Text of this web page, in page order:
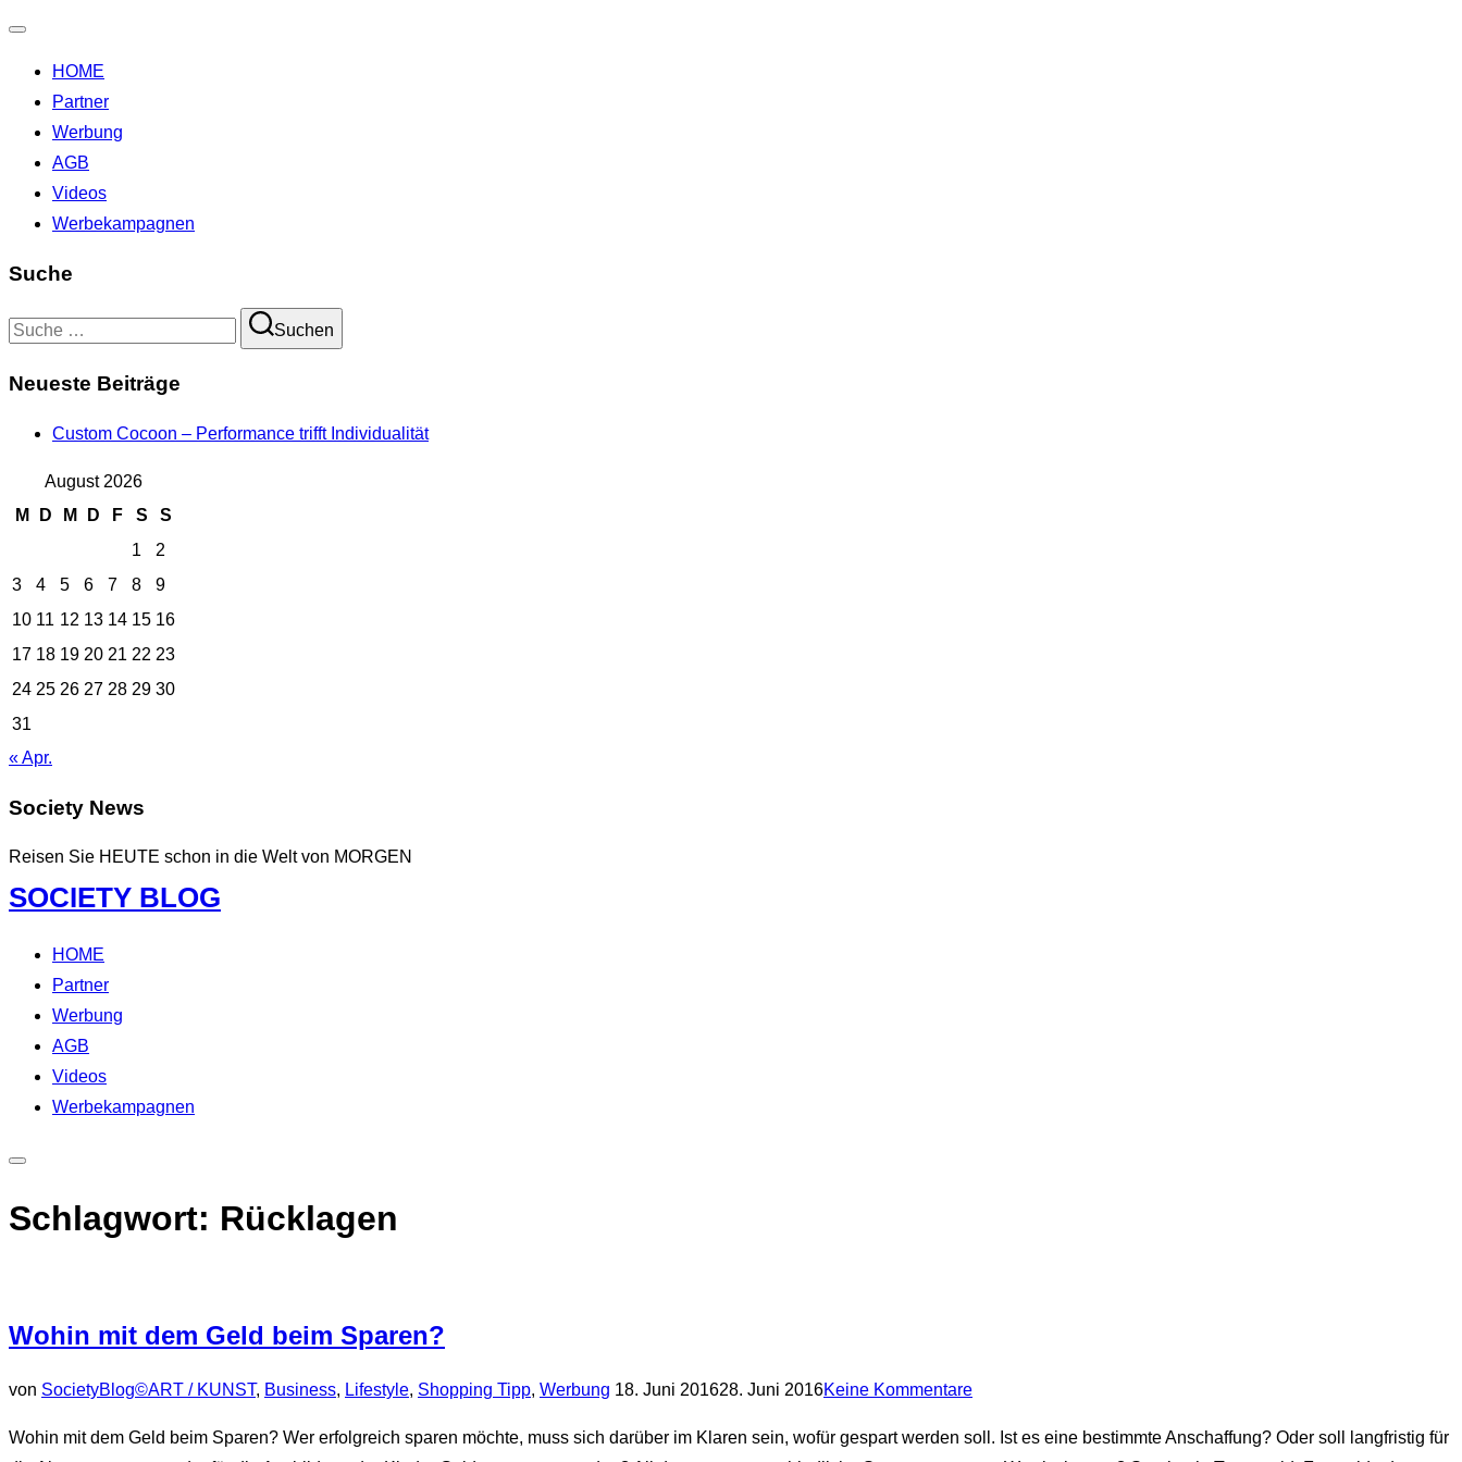
umschalten
HOME
Partner
Werbung
AGB
Videos
Werbekampagnen
Suche
Suchen
Suchen
Neueste Beiträge
Custom Cocoon – Performance trifft Individualität
August 2026
M
D M D F S
S
1
2
3
4 5 6 7 8
9
10 11 12 13 14 15 16
17 18 19 20 21 22 23
24 25 26 27 28 29 30
31
« Apr.
Society News
Reisen Sie HEUTE schon in die Welt von MORGEN
Zum
Inhalt
springen
SOCIETY BLOG
HOME
Partner
Werbung
AGB
Videos
Werbekampagnen
&
Navigation
Schlagwort: Rücklagen
Wohin mit dem Geld beim Sparen?
von SocietyBlog©ART / KUNST, Business, Lifestyle, Shopping Tipp, Werbung Veröffentlicht
18. Juni 201628. Juni 2016Keine Kommentare
Wohin mit dem Geld beim Sparen? Wer erfolgreich sparen möchte, muss sich darüber im Klaren sein, wofür gespart werden soll. Ist es eine bestimmte Anschaffung? Oder soll langfristig für